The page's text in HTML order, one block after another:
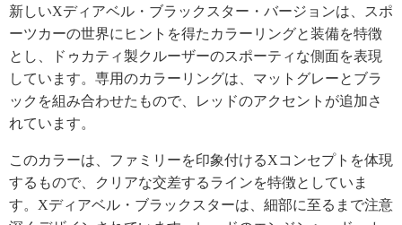
新しいXディアベル・ブラックスター・バージョンは、スポ
ーツカーの世界にヒントを得たカラーリングと装備を特徴
とし、ドゥカティ製クルーザーのスポーティな側面を表現
しています。専用のカラーリングは、マットグレーとブラ
ックを組み合わせたもので、レッドのアクセントが追加さ
れています。
このカラーは、ファミリーを印象付けるXコンセプトを体現
するもので、クリアな交差するラインを特徴としていま
す。Xディアベル・ブラックスターは、細部に至るまで注意